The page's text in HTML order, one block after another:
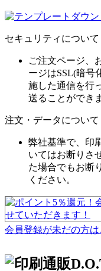
セキュリティについて
ご注文ページ、
ージはSSL(暗号
施した通信を行
送ることができ
注文・データについて
弊社基準で、印
いてはお断りさ
た場合でもお断
ください。
会員登録が未だの方